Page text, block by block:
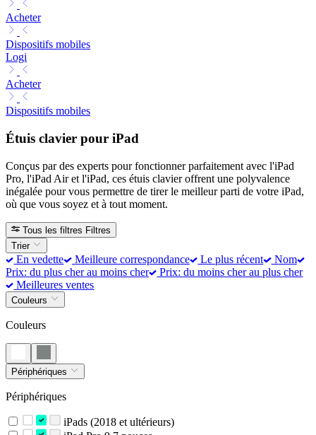
Acheter
Dispositifs mobiles
Logi
Acheter
Dispositifs mobiles
Étuis clavier pour iPad
Conçus par des experts pour fonctionner parfaitement avec l'iPad
Pro, l'iPad Air et l'iPad, ces étuis clavier offrent une polyvalence
inégalée pour vous permettre de tirer le meilleur parti de votre iPad,
où que vous soyez et à tout moment.
Tous les filtres Filtres
Trier
En vedette Meilleure correspondance Le plus récent
Nom
Prix: du plus cher au moins cher
Prix: du moins cher au plus cher
Meilleures ventes
Couleurs
Couleurs
Périphériques
Périphériques
iPads (2018 et ultérieurs)